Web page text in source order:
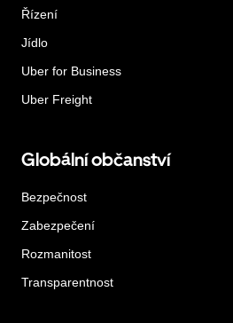
Řízení
Jídlo
Uber for Business
Uber Freight
Globální občanství
Bezpečnost
Zabezpečení
Rozmanitost
Transparentnost